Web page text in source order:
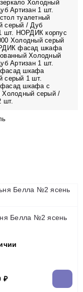
Холодный
Артизан 1 шт.
туалетный
серый / Дуб
шт. НОРДИК корпус
Холодный серый
фасад шкафа
Холодный
Артизан 1 шт.
шкафа
серый 1 шт.
шкафа с
Холодный серый /
шт.
Белла №2 ясень
₽